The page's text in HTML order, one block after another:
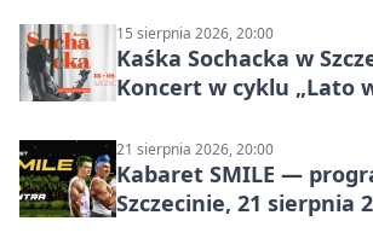
15 sierpnia 2026, 20:00
Kaśka Sochacka w
Koncert w cyklu „Lato
21 sierpnia 2026, 20:00
Kabaret SMILE —
Szczecinie, 21 sierpnia